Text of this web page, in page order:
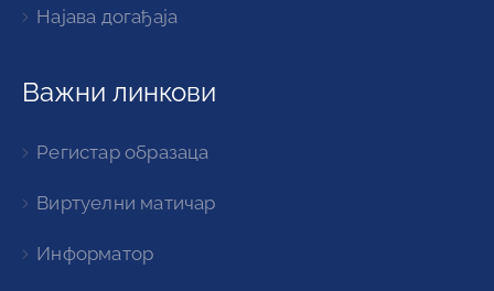
Најава догађаја
Важни линкови
Регистар образаца
Виртуелни матичар
Информатор